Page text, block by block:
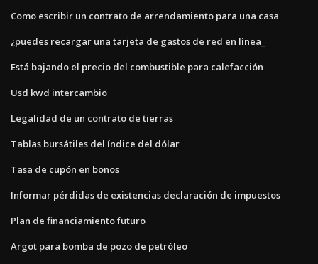
Como escribir un contrato de arrendamiento para una casa
¿puedes recargar una tarjeta de gastos de red en línea_
Está bajando el precio del combustible para calefacción
Usd kwd intercambio
Legalidad de un contrato de tierras
Tablas bursátiles del índice del dólar
Tasa de cupón en bonos
Informar pérdidas de existencias declaración de impuestos
Plan de financiamiento futuro
Argot para bomba de pozo de petróleo